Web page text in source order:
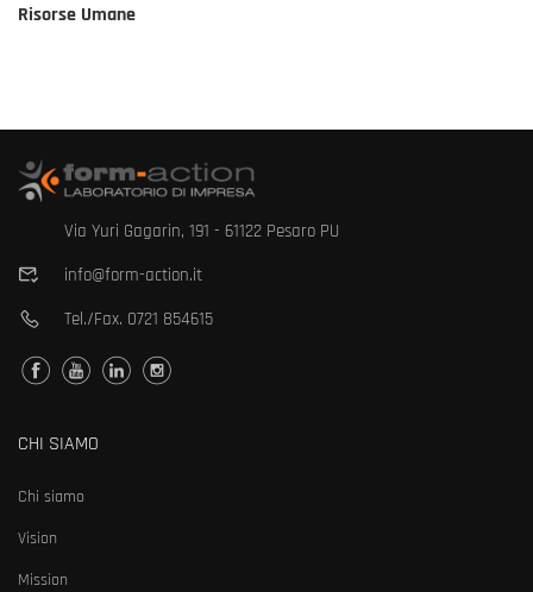
Risorse Umane
Via Yuri Gagarin, 191 - 61122 Pesaro PU
info@form-action.it
Tel./Fax. 0721 854615
CHI SIAMO
Chi siamo
Vision
Mission